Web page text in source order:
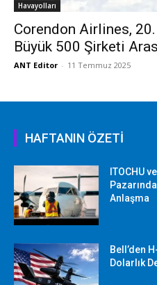
Havayolları
Corendon Airlines, 20.
Büyük 500 Şirketi
ANT Editor - 11 Temmuz 2025
HAFTANIN ÖZETİ
ITOCHU
Anlaşma
Bell’den
Dolarlık